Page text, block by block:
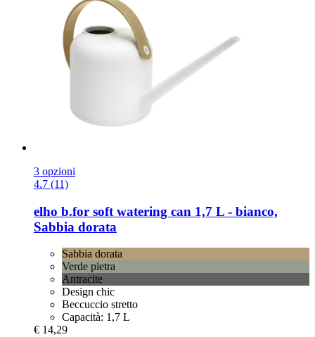
3 opzioni
4.7 (11)
elho b.for soft watering can 1,7 L -​ bianco,
Sabbia dorata
Sabbia dorata
Verde pietra
Antracite
Design chic
Beccuccio stretto
Capacità: 1,7 L
€ 14,29